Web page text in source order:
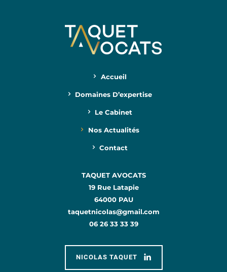
Accueil
Domaines D’expertise
Le Cabinet
Nos Actualités
Contact
TAQUET AVOCATS
19 Rue Latapie
64000 PAU
taquetnicolas@gmail.com
06 26 33 33 39
NICOLAS TAQUET